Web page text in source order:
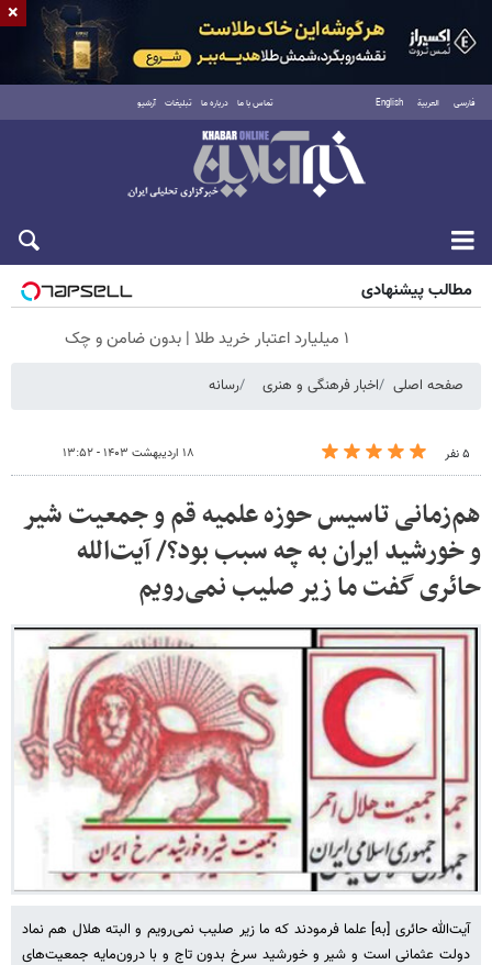
فارسی العربية English تماس با ما درباره ما تبلیغات آرشیو
جمعه ۱۶ مرداد ۱۴۰۵
مطالب پیشنهادی
۱ میلیارد اعتبار خرید طلا | بدون ضامن و چک
صفحه اصلی اخبار فرهنگی و هنری رسانه
۵ نفر ۱۸ اردیبهشت ۱۴۰۳ - ۱۳:۵۲
هم‌زمانی تاسیس حوزه علمیه قم و جمعیت شیر
و خورشید ایران به چه سبب بود؟/ آیت‌الله
حائری گفت ما زیر صلیب نمی‌رویم
آیت‌الله حائری [به] علما فرمودند که ما زیر صلیب نمی‌رویم و البته هلال هم نماد
دولت عثمانی است و شیر و خورشید سرخ بدون تاج و با درون‌مایه جمعیت‌های
×